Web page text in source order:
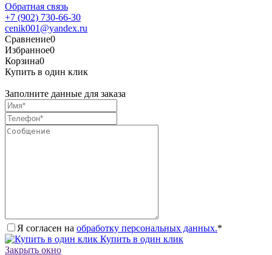
Обратная связь
+7 (902) 730-66-30
cenik001@yandex.ru
Сравнение0
Избранное0
Корзина0
Купить в один клик
Заполните данные для заказа
Я согласен на обработку персональных данных.*
Купить в один клик
Закрыть окно